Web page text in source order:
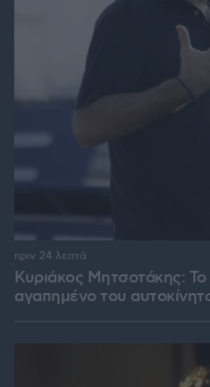
Κυριάκος Μητσοτάκης:
αγαπημένο του
πριν 24 λεπτά